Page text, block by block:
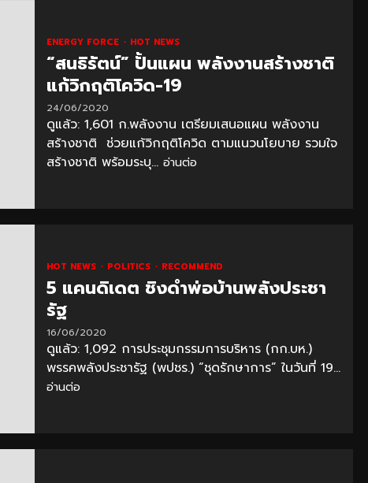
ENERGY FORCE HOT NEWS
“สนธิรัตน์” ปั้นแผน พลังงานสร้างชาติ
แก้วิกฤติโควิด-19
24/06/2020
ดูแล้ว: 1,601 ก.พลังงาน เตรียมเสนอแผน พลังงาน
สร้างชาติ ช่วยแก้วิกฤติโควิด ตามแนวนโยบาย รวมใจ
สร้างชาติ พร้อมระบุ... อ่านต่อ
HOT NEWS POLITICS RECOMMEND
5 แคนดิเดต ชิงดำพ่อบ้านพลังประชา
รัฐ
16/06/2020
ดูแล้ว: 1,092 การประชุมกรรมการบริหาร (กก.บห.)
พรรคพลังประชารัฐ (พปชร.) “ชุดรักษาการ” ในวันที่ 19...
อ่านต่อ